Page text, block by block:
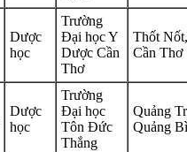
Dược
học
Trường
Đại học Y
Dược Cần
Thơ
Thốt Nốt,
Cần Thơ
Dược
học
Trường
Đại học
Tôn Đức
Thắng
Quảng
Quảng